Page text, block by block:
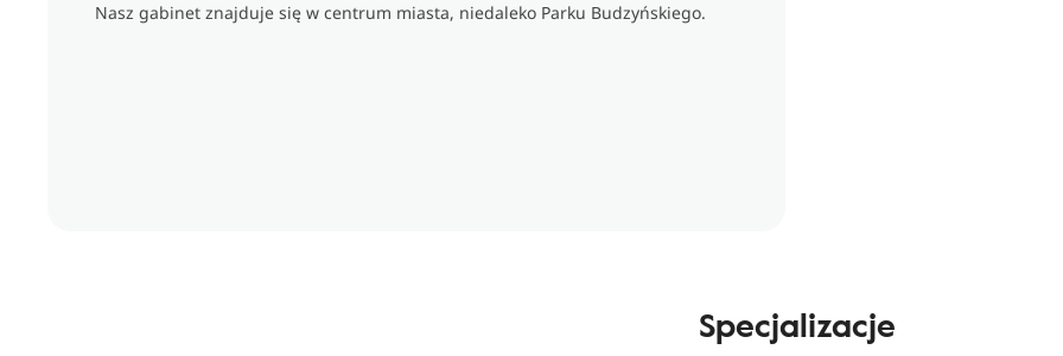
Nasz gabinet znajduje się w centrum miasta, niedaleko Parku Budzyńskiego.
Specjalizacje